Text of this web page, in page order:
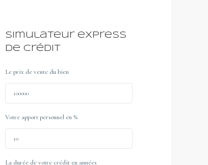
Simulateur express
de crédit
Le prix de vente du bien
Votre apport personnel en %
La durée de votre crédit en années